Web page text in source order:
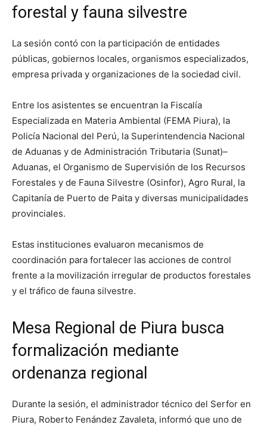
forestal y fauna silvestre
La sesión contó con la participación de entidades
públicas, gobiernos locales, organismos especializados,
empresa privada y organizaciones de la sociedad civil.
Entre los asistentes se encuentran la Fiscalía
Especializada en Materia Ambiental (FEMA Piura), la
Policía Nacional del Perú, la Superintendencia Nacional
de Aduanas y de Administración Tributaria (Sunat)–
Aduanas, el Organismo de Supervisión de los Recursos
Forestales y de Fauna Silvestre (Osinfor), Agro Rural, la
Capitanía de Puerto de Paita y diversas municipalidades
provinciales.
Estas instituciones evaluaron mecanismos de
coordinación para fortalecer las acciones de control
frente a la movilización irregular de productos forestales
y el tráfico de fauna silvestre.
Mesa Regional de Piura busca
formalización mediante
ordenanza regional
Durante la sesión, el administrador técnico del Serfor en
Piura, Roberto Fenández Zavaleta, informó que uno de